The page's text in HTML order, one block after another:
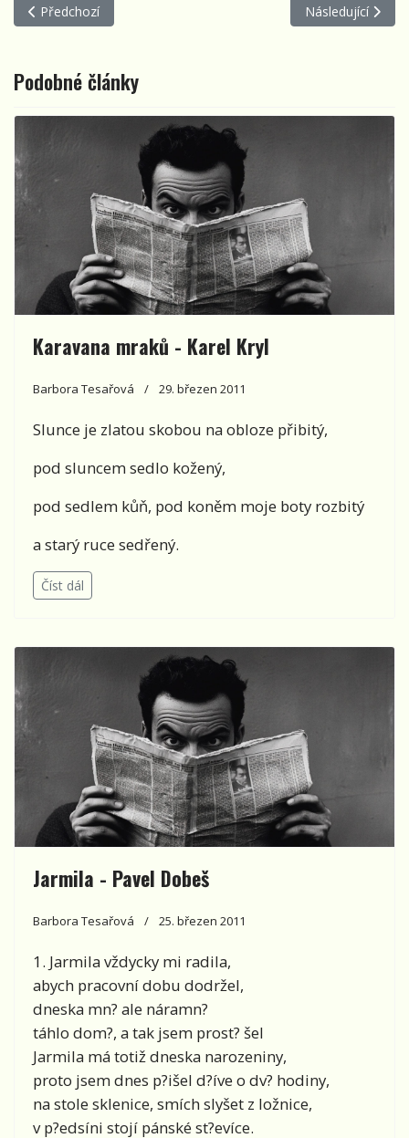
Předchozí článek: Hádej, kdo tě má rád
Předchozí Další článek:
Následující
Podobné články
Karavana mraků - Karel Kryl
Barbora Tesařová 29. březen 2011
Slunce je zlatou skobou na obloze přibitý,
pod sluncem sedlo kožený,
pod sedlem kůň, pod koněm moje boty rozbitý
a starý ruce sedřený.
Číst dál
Jarmila - Pavel Dobeš
Barbora Tesařová 25. březen 2011
1. Jarmila vždycky mi radila,
abych pracovní dobu dodržel,
dneska mn? ale náramn?
táhlo dom?, a tak jsem prost? šel
Jarmila má totiž dneska narozeniny,
proto jsem dnes p?išel d?íve o dv? hodiny,
na stole sklenice, smích slyšet z ložnice,
v p?edsíni stojí pánské st?evíce.